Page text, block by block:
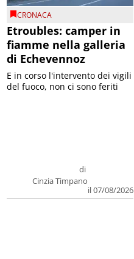
CRONACA
Etroubles: camper in
fiamme nella galleria
di Echevennoz
di
Cinzia Timpano
il 07/08/2026
E in corso l'intervento dei vigili
del fuoco, non ci sono feriti